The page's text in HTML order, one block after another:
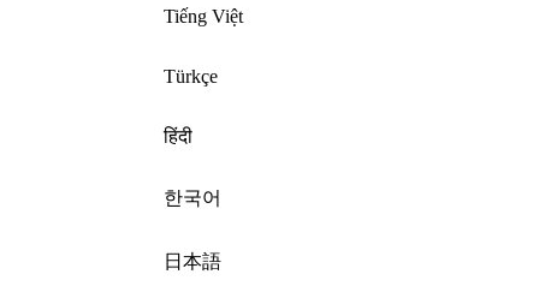
Tiếng Việt
Türkçe
हिंदी
한국어
日本語